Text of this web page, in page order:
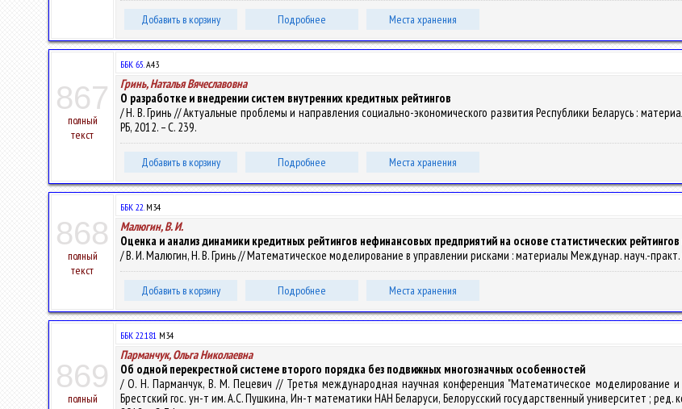
Добавить в корзину Подробнее Места хранения
867
полный
текст
ББК 65.А43
Гринь, Наталья Вячеславовна
О разработке и внедрении систем внутренних кредитных рейтингов
/ Н. В. Гринь // Актуальные проблемы и направления социально-экономического развития Республики Беларусь :
РБ, 2012. – С. 239.
Добавить в корзину Подробнее Места хранения
868
полный
текст
ББК 22.М34
Малюгин, В. И.
Оценка и анализ динамики кредитных рейтингов нефинансовых предприятий на основе статистических
/ В. И. Малюгин, Н. В. Гринь // Математическое моделирование в управлении рисками : материалы Междунар. науч.-
Добавить в корзину Подробнее Места хранения
869
полный
ББК 22.181 М34
Парманчук, Ольга Николаевна
Об одной перекрестной системе второго порядка без подвижных многозначных особенностей
/ О. Н. Парманчук, В. М. Пецевич // Третья международная научная конференция "Математическое моделирование
Брестский гос. ун-т им. А.С. Пушкина, Ин-т математики НАН Беларуси, Белорусский государственный университет ; ред.